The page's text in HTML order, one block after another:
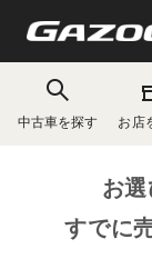
中古車を探す お店
お
すでに